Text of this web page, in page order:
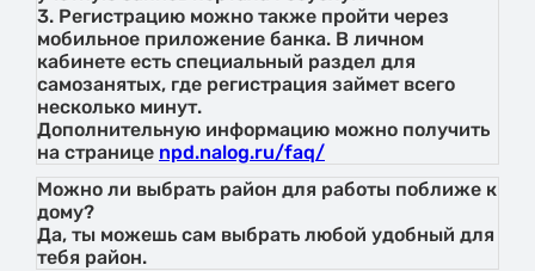
3. Регистрацию можно также пройти через
мобильное приложение банка. В личном
кабинете есть специальный раздел для
самозанятых, где регистрация займет всего
несколько минут.
Дополнительную информацию можно получить
на странице npd.nalog.ru/faq/
Можно ли выбрать район для работы поближе к
дому?
Да, ты можешь сам выбрать любой удобный для
тебя район.